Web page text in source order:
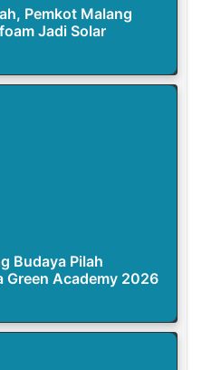
Pemkot Malang
Jadi Solar
Budaya Pilah
Green Academy 2026